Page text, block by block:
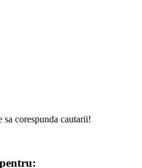
corespunda cautarii!